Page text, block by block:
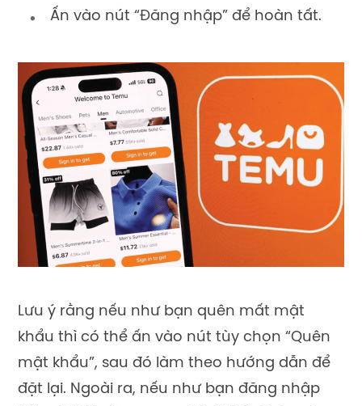
Ấn vào nút “Đăng nhập” để hoàn tất.
Lưu ý rằng nếu như bạn quên mất mật
khẩu thì có thể ấn vào nút tùy chọn “Quên
mật khẩu”, sau đó làm theo hướng dẫn để
đặt lại. Ngoài ra, nếu như bạn đăng nhập